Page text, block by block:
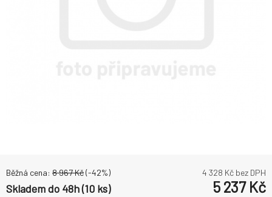
Běžná cena: 8 967Kč(-42%) 4 328 Kč bez DPH
Skladem do 48h (10 ks) 5 237Kč